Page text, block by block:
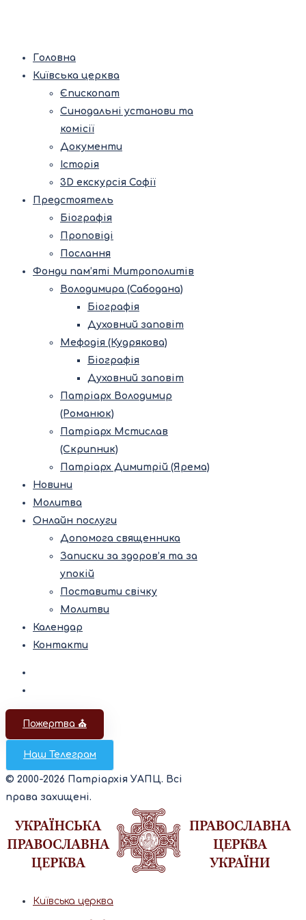
Головна
Київська церква
Єпископат
Синодальні установи та
комісії
Документи
Історія
3D екскурсія Софії
Предстоятель
Біографія
Проповіді
Послання
Фонди пам’яті Митрополитів
Володимира (Сабодана)
Біографія
Духовний заповіт
Мефодія (Кудрякова)
Біографія
Духовний заповіт
Патріарх Володимир
(Романюк)
Патріарх Мстислав
(Скрипник)
Патріарх Димитрій (Ярема)
Новини
Молитва
Онлайн послуги
Допомога священника
Записки за здоров’я та за
упокій
Поставити свічку
Молитви
Календар
Контакти
Пожертва ⛪️
Наш Телеграм
© 2000-2026 Патріархія УАПЦ. Всі
права захищені.
Київська церква